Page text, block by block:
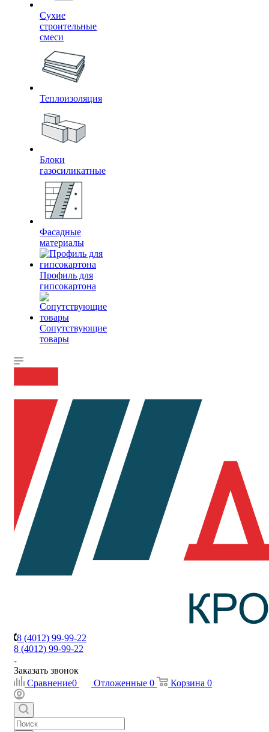
Сухие
строительные
смеси
Теплоизоляция
Блоки
газосиликатные
Фасадные
материалы
Профиль для
гипсокартона
Сопутствующие
товары
8 (4012) 99-99-22
8 (4012) 99-99-22
Заказать звонок
Сравнение0 Отложенные 0 Корзина 0